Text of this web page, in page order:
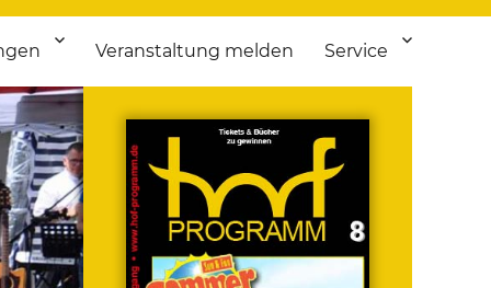
Veranstaltung melden Service